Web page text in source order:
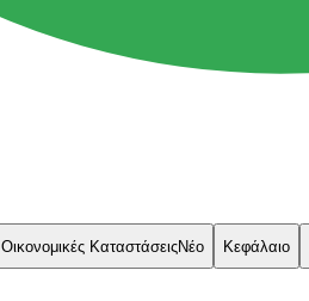
Οικονομικές ΚαταστάσειςΝέο Κεφάλαιο